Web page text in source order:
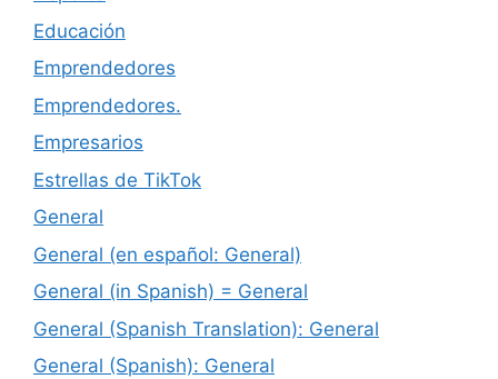
Educación
Emprendedores
Emprendedores.
Empresarios
Estrellas de TikTok
General
General (en español: General)
General (in Spanish) = General
General (Spanish Translation): General
General (Spanish): General